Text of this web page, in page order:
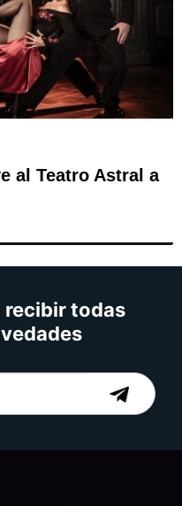
al Teatro Astral a
recibir todas